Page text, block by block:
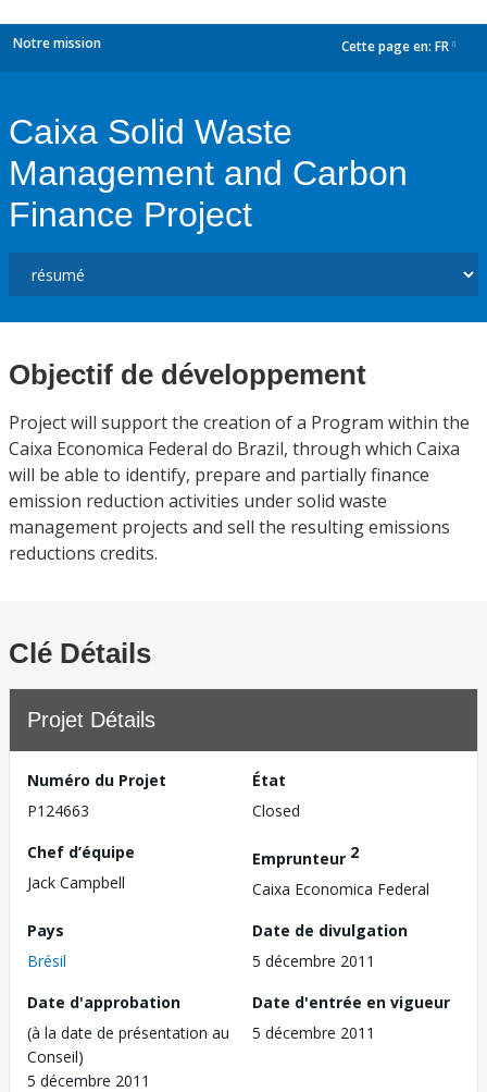
Notre mission Cette page en: FR
Caixa Solid Waste
Management and Carbon
Finance Project
Objectif de développement
Project will support the creation of a Program within the
Caixa Economica Federal do Brazil, through which Caixa
will be able to identify, prepare and partially finance
emission reduction activities under solid waste
management projects and sell the resulting emissions
reductions credits.
Clé Détails
Projet Détails
Numéro du Projet
P124663
État
Closed
Chef d’équipe
Jack Campbell
Emprunteur 2
Caixa Economica Federal
Pays
Brésil
Date de divulgation
5 décembre 2011
Date d'approbation
(à la date de présentation au
Conseil)
5 décembre 2011
Date d'entrée en vigueur
5 décembre 2011